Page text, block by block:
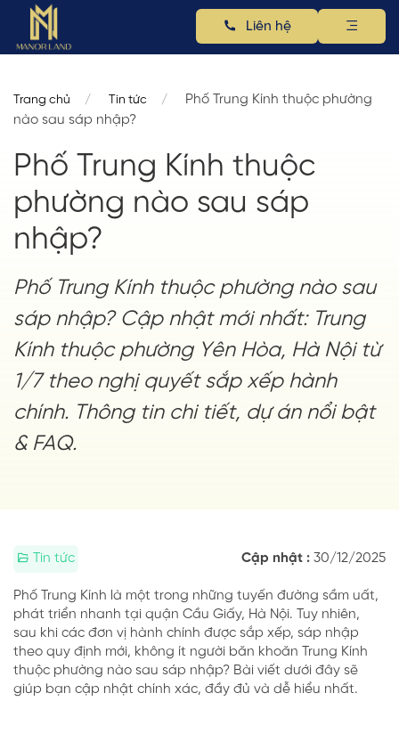
Liên hệ
Trang chủ Tin tức
Phố Trung Kính thuộc phường
nào sau sáp nhập?
Phố Trung Kính thuộc
phường nào sau sáp
nhập?
Phố Trung Kính thuộc phường nào sau
sáp nhập? Cập nhật mới nhất: Trung
Kính thuộc phường Yên Hòa, Hà Nội từ
1/7 theo nghị quyết sắp xếp hành
chính. Thông tin chi tiết, dự án nổi bật
& FAQ.
Tin tức Cập nhật : 30/12/2025
Phố Trung Kính là một trong những tuyến đường sầm uất,
phát triển nhanh tại quận Cầu Giấy, Hà Nội. Tuy nhiên,
sau khi các đơn vị hành chính được sắp xếp, sáp nhập
theo quy định mới, không ít người băn khoăn Trung Kính
thuộc phường nào sau sáp nhập? Bài viết dưới đây sẽ
giúp bạn cập nhật chính xác, đầy đủ và dễ hiểu nhất.